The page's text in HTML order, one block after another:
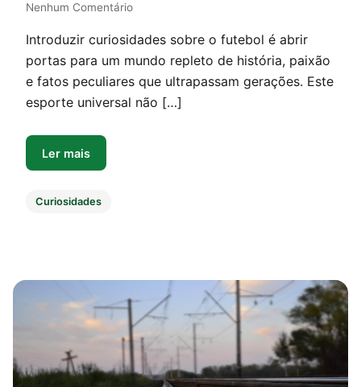
Nenhum Comentário
Introduzir curiosidades sobre o futebol é abrir
portas para um mundo repleto de história, paixão
e fatos peculiares que ultrapassam gerações. Este
esporte universal não […]
Ler mais
Curiosidades